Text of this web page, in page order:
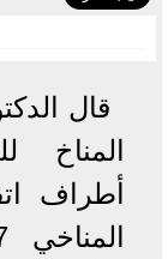
قال
المناخ
أطراف